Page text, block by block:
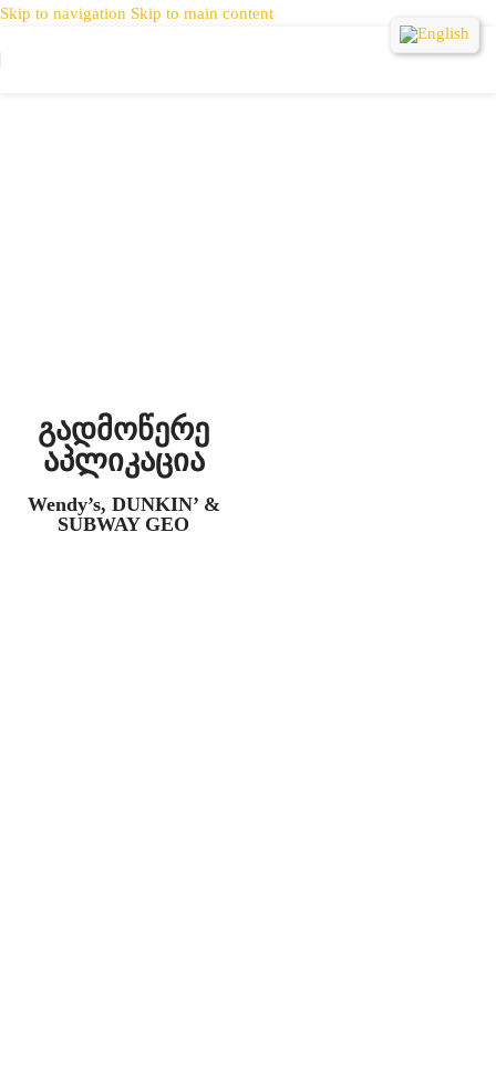
Skip to navigation Skip to main content
გადმოწერე
აპლიკაცია
Wendy’s, DUNKIN’ &
SUBWAY GEO